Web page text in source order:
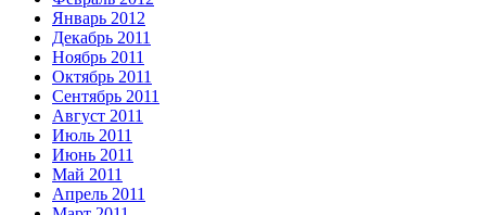
Январь 2012
Декабрь 2011
Ноябрь 2011
Октябрь 2011
Сентябрь 2011
Август 2011
Июль 2011
Июнь 2011
Май 2011
Апрель 2011